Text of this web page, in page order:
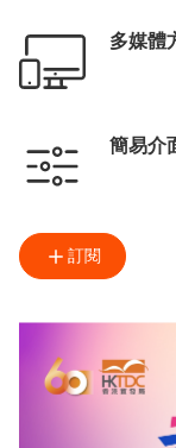
多媒體
簡易介
訂閱